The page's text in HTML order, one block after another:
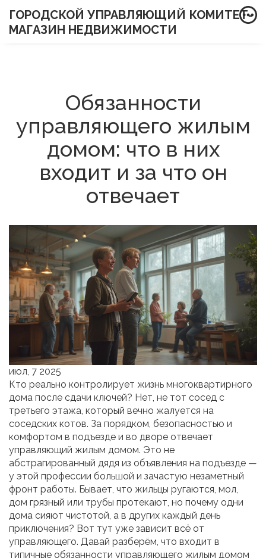
ГОРОДСКОЙ УПРАВЛЯЮЩИЙ КОМИТЕТ-
МАГАЗИН НЕДВИЖИМОСТИ
Обязанности
управляющего жилым
домом: что в них
входит и за что он
отвечает
июл, 7 2025
Кто реально контролирует жизнь многоквартирного
дома после сдачи ключей? Нет, не тот сосед с
третьего этажа, который вечно жалуется на
соседских котов. За порядком, безопасностью и
комфортом в подъезде и во дворе отвечает
управляющий жилым домом. Это не
абстрагированный дядя из объявления на подъезде —
у этой профессии большой и зачастую незаметный
фронт работы. Бывает, что жильцы ругаются, мол,
дом грязный или трубы протекают, но почему одни
дома сияют чистотой, а в других каждый день
приключения? Вот тут уже зависит всё от
управляющего. Давай разберём, что входит в
типичные обязанности управляющего жилым домом